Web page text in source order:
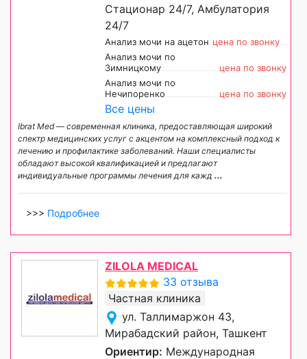
Стационар 24/7, Амбулатория
24/7
Анализ мочи на ацетон цена по звонку
Анализ мочи по
Зимницкому
цена по звонку
Анализ мочи по
Нечипоренко
цена по звонку
Все цены
Ibrat Med — современная клиника, предоставляющая широкий
спектр медицинских услуг с акцентом на комплексный подход к
лечению и профилактике заболеваний. Наши специалисты
обладают высокой квалификацией и предлагают
индивидуальные программы лечения для кажд ...
>>> Подробнее
ZILOLA MEDICAL
33 отзыва
Частная клиника
ул. Таллимаржон 43,
Мирабадский район, Ташкент
Ориентир: Международная